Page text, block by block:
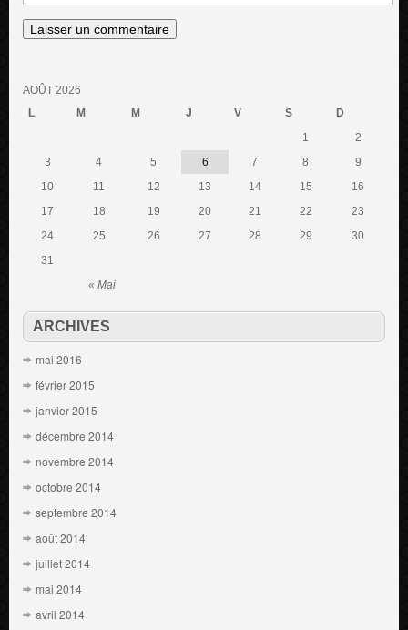
AOÛT 2026
L
M M J V S D
« Mai
1
2
3
4 5 6 7 8
9
10
11 12 13 14 15
16
17
18 19 20 21 22
23
24
25 26 27 28 29
30
31
ARCHIVES
mai 2016
février 2015
janvier 2015
décembre 2014
novembre 2014
octobre 2014
septembre 2014
août 2014
juillet 2014
mai 2014
avril 2014